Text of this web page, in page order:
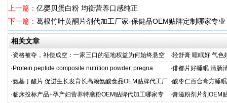
上一篇： 亿婴贝蛋白粉 均衡营养口感纯正
下一篇： 葛根竹叶黄酮片剂代加工厂家-保健品OEM贴牌定制哪家专业
相关文章
·资格被夺，补偿成空：一家三口的征地权益为何始终悬空 ·轻舒膏 睡眠好 气色
· Protein peptide composite nutrition powder, pregna ·俳都片好睡眠 清肠
·氨基丁酸片 促进生长发育长高赖氨酸食品OEM贴牌代工厂
家
·酸枣仁百合膏方睡
厂
·临床投标产品+孕产妇营养特膳粉OEM贴牌代加工哪家专
·膏滋粉剂片剂OEM